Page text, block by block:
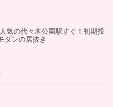
気の代々木公園駅すぐ！初期投
ダンの居抜き